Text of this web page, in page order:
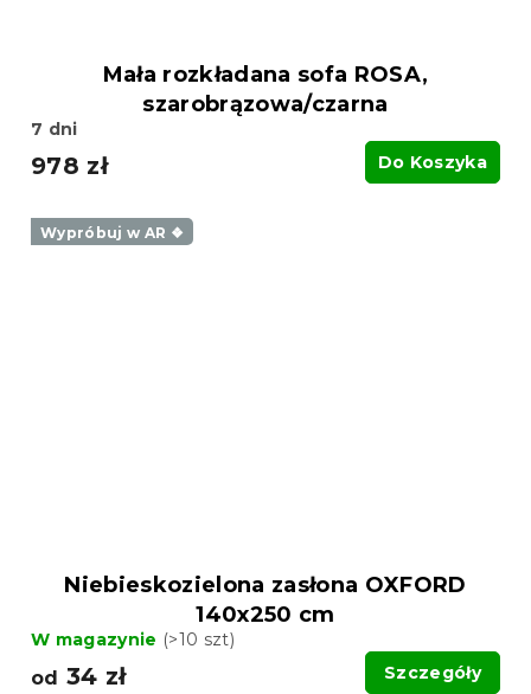
Mała rozkładana sofa ROSA,
szarobrązowa/czarna
7 dni
978 zł Do Koszyka
Wypróbuj w AR ❖
Niebieskozielona zasłona OXFORD
140x250 cm
W magazynie (>10 szt)
od 34 zł Szczegóły